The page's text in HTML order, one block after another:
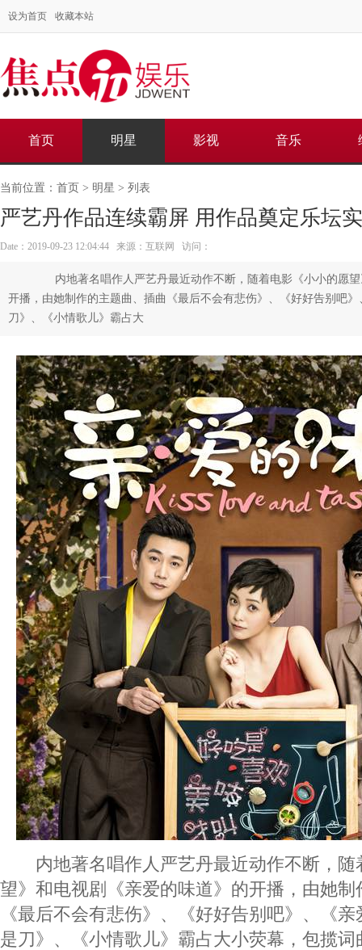
设为首页 收藏本站
首页 明星 影视 音乐
当前位置： 首页 > 明星 > 列表
严艺丹作品连续霸屏 用作品奠定乐坛
Date：2019-09-23 12:04:44 来源：互联网 访问：
内地著名唱作人严艺丹最近动作不断，随着电影《小小的愿望
开播，由她制作的主题曲、插曲《最后不会有悲伤》、《好好告别吧
刀》、《小情歌儿》霸占大
内地著名唱作人严艺丹最近动作不断，随
望》和电视剧《亲爱的味道》的开播，由她
《最后不会有悲伤》、《好好告别吧》、《
是刀》、《小情歌儿》霸占大小荧幕，包揽